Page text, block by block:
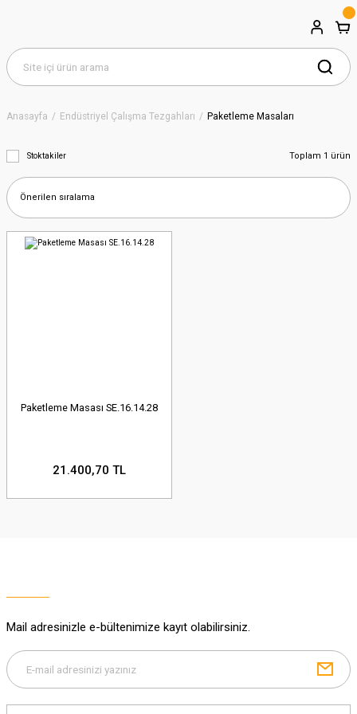
Anasayfa Endüstriyel Çalışma Tezgahları Paketleme Masaları
Stoktakiler Toplam 1 ürün
Paketleme Masası SE.16.14.28
21.400,70 TL
Mail adresinizle e-bültenimize kayıt olabilirsiniz.